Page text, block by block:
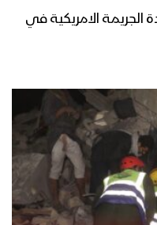
الجريمة الامريكية في